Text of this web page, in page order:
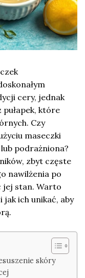
cery, jednak
które
Czy
maseczki
podrażniona?
zbyt częste
nawilżenia po
jej stan. Warto
jak ich unikać, aby
skóry